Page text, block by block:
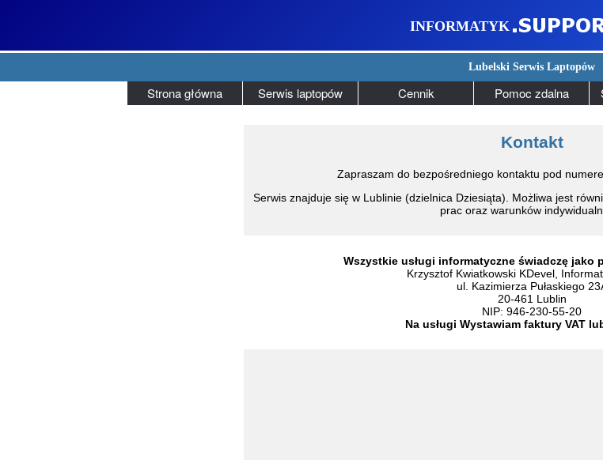
INFORMATYK
Lubelski Serwis Laptopów
Strona główna Serwis laptopów Cennik Pomoc zdalna
Kontakt
Zapraszam do bezpośredniego kontaktu pod
Serwis znajduje się w Lublinie (dzielnica Dziesiąta). Możliwa jest
prac oraz warunków
Wszystkie usługi informatyczne świadczę jako
Krzysztof Kwiatkowski KDevel,
ul. Kazimierza Pułaskiego
20-461 Lublin
NIP: 946-230-55-20
Na usługi Wystawiam faktury VAT